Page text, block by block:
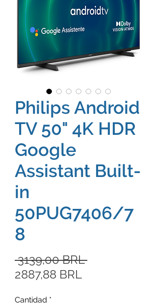
Philips Android
TV 50" 4K HDR
Google
Assistant Built-
in
50PUG7406/7
8
3139,00 BRL Precio
2887,88 BRLPrecio
Cantidad *